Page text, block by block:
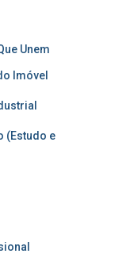
Unem
Imóvel
(Estudo e